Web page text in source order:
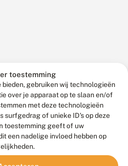
toestemming
bieden, gebruiken wij technologieën
over je apparaat op te slaan en/of
met deze technologieën
surfgedrag of unieke ID's op deze
toestemming geeft of uw
een nadelige invloed hebben op